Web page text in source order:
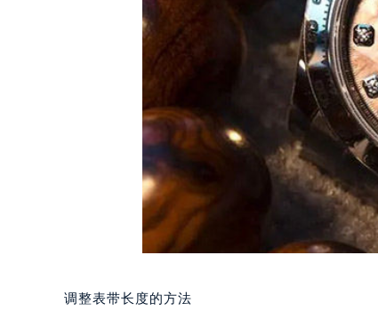
调整表带长度的方法